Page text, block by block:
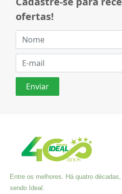
ofertas!
Entre os melhores. Há quatro décadas,
sendo Ideal.